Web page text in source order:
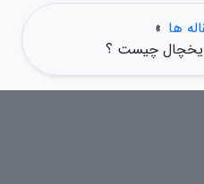
ها »
یخچال چیست ؟